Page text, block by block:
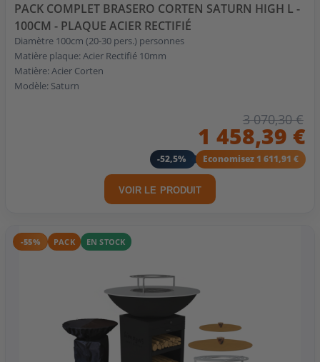
PACK COMPLET BRASERO CORTEN SATURN HIGH L -
100CM - PLAQUE ACIER RECTIFIÉ
Diamètre 100cm (20-30 pers.) personnes
Matière plaque: Acier Rectifié 10mm
Matière: Acier Corten
Modèle: Saturn
3 070,30 €
1 458,39 €
-52,5% Economisez 1 611,91 €
VOIR LE PRODUIT
-55% PACK EN STOCK